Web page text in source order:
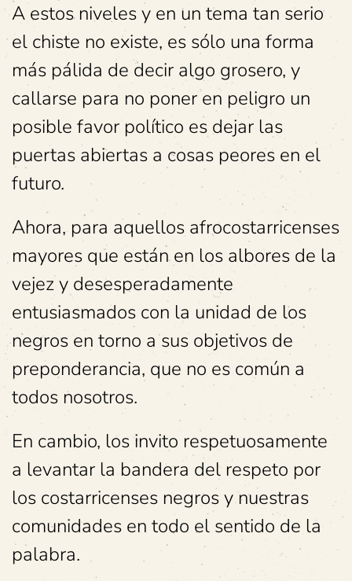
A estos niveles y en un tema tan serio
el chiste no existe, es sólo una forma
más pálida de decir algo grosero, y
callarse para no poner en peligro un
posible favor político es dejar las
puertas abiertas a cosas peores en el
futuro.
Ahora, para aquellos afrocostarricenses
mayores que están en los albores de la
vejez y desesperadamente
entusiasmados con la unidad de los
negros en torno a sus objetivos de
preponderancia, que no es común a
todos nosotros.
En cambio, los invito respetuosamente
a levantar la bandera del respeto por
los costarricenses negros y nuestras
comunidades en todo el sentido de la
palabra.